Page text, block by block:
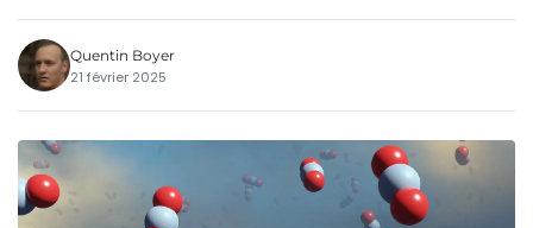
Quentin Boyer
21 février 2025